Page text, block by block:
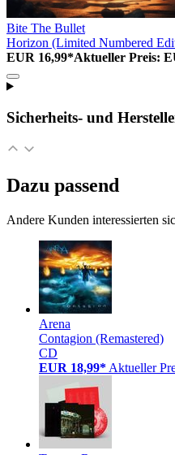
Bite The Bullet
Horizon (Limited Numbered
EUR 16,99*Aktueller Preis:
Sicherheits- und
Dazu passend
Andere Kunden interessierten
Arena
Contagion (Remastered)
CD
EUR 18,99* Aktueller